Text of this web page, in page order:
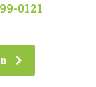
0121